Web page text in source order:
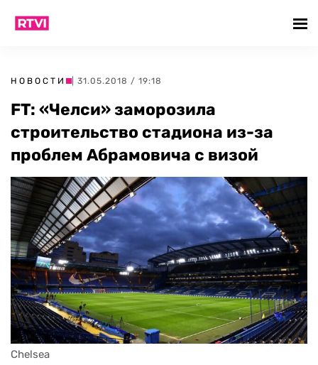
НОВОСТИ | 31.05.2018 / 19:18
FT: «Челси» заморозила
строительство стадиона из-за
проблем Абрамовича с визой
Chelsea